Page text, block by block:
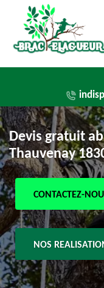
Devis gratuit
Thauvenay
CONTACTEZ-
NOS